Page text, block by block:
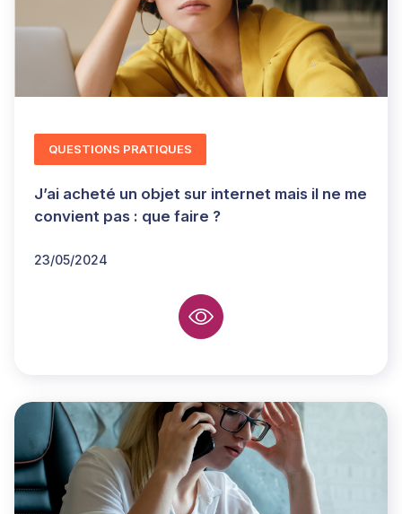
J’ai acheté un objet sur internet mais il ne me
convient pas : que faire ?
23/05/2024
QUESTIONS PRATIQUES